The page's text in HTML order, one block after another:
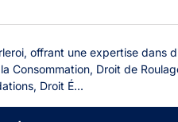
offrant une expertise dans
Consommation, Droit de
Droit É...